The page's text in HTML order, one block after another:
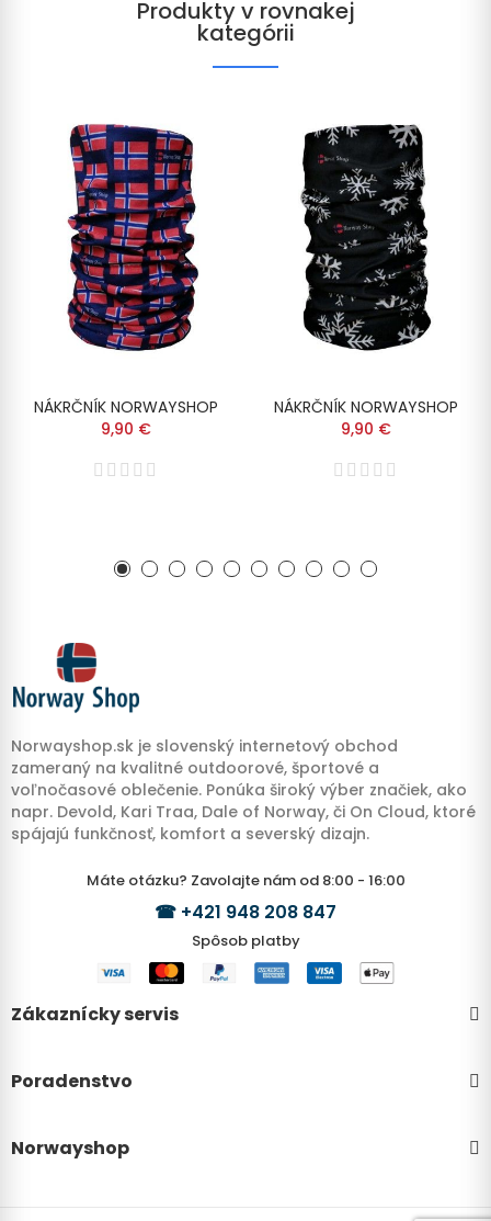
Produkty v rovnakej
kategórii
NÁKRČNÍK NORWAYSHOP
9,90 €
NÁKRČNÍK NORWAYSHOP
9,90 €
Norwayshop.sk je slovenský internetový obchod
zameraný na kvalitné outdoorové, športové a
voľnočasové oblečenie. Ponúka široký výber značiek, ako
napr. Devold, Kari Traa, Dale of Norway, či On Cloud, ktoré
spájajú funkčnosť, komfort a severský dizajn.
Máte otázku? Zavolajte nám od 8:00 - 16:00
☎ +421 948 208 847
Spôsob platby
Zákaznícky servis
Poradenstvo
Norwayshop